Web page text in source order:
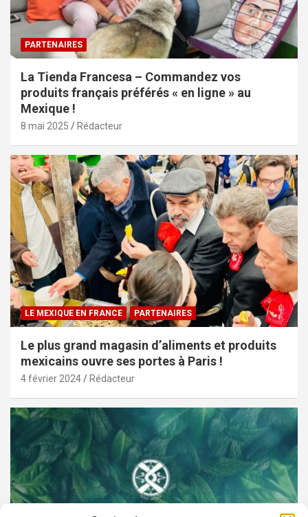
PARTENAIRES
La Tienda Francesa – Commandez vos
produits français préférés « en ligne » au
Mexique !
8 mai 2025 Rédacteur
LE MEXIQUE EN FRANCE PARTENAIRES
Le plus grand magasin d’aliments et produits
mexicains ouvre ses portes à Paris !
4 février 2024 Rédacteur